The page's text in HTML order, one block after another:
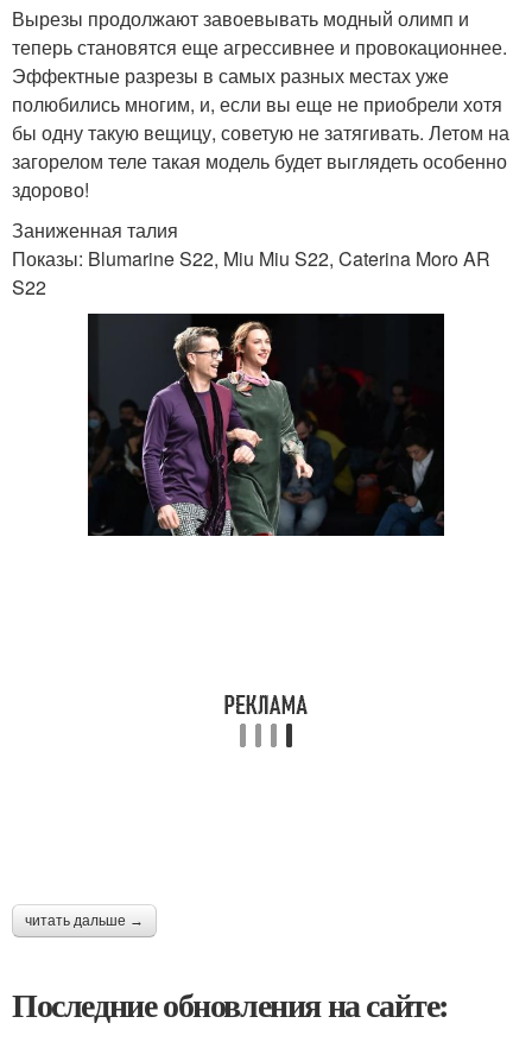
Вырезы продолжают завоевывать модный олимп и
теперь становятся еще агрессивнее и провокационнее.
Эффектные разрезы в самых разных местах уже
полюбились многим, и, если вы еще не приобрели хотя
бы одну такую вещицу, советую не затягивать. Летом на
загорелом теле такая модель будет выглядеть особенно
здорово!
Заниженная талия
Показы: Blumarine S22, Miu Miu S22, Caterina Moro AR
S22
читать дальше →
Последние обновления на сайте: